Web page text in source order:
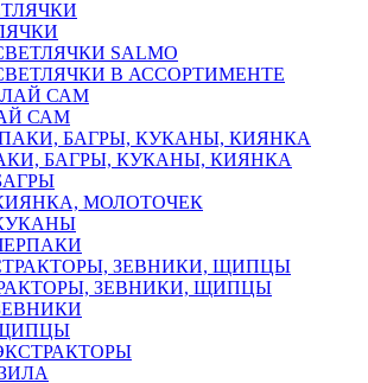
SALMO
В АССОРТИМЕНТЕ
САМ
БАГРЫ, КУКАНЫ, КИЯНКА
МОЛОТОЧЕК
ЗЕВНИКИ, ЩИПЦЫ